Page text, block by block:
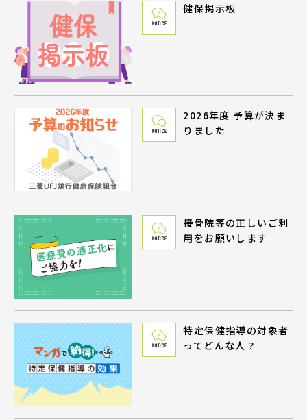
NOTICE
健保掲示板
NOTICE
2026年度 予算が決ま
りました
NOTICE
接骨院等の正しいご利
用をお願いします
NOTICE
特定保健指導の対象者
ってどんな人？